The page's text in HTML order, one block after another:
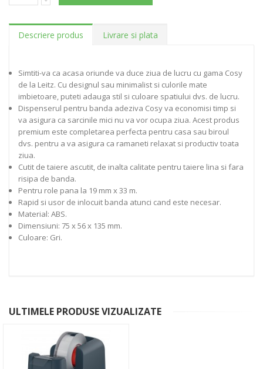
Descriere produs Livrare si plata
Simtiti-va ca acasa oriunde va duce ziua de lucru cu gama Cosy
de la Leitz. Cu designul sau minimalist si culorile mate
imbietoare, puteti adauga stil si culoare spatiului dvs. de lucru.
Dispenserul pentru banda adeziva Cosy va economisi timp si
va asigura ca sarcinile mici nu va vor ocupa ziua. Acest produs
premium este completarea perfecta pentru casa sau biroul
dvs. pentru a va asigura ca ramaneti relaxat si productiv toata
ziua.
Cutit de taiere ascutit, de inalta calitate pentru taiere lina si fara
risipa de banda.
Pentru role pana la 19 mm x 33 m.
Rapid si usor de inlocuit banda atunci cand este necesar.
Material: ABS.
Dimensiuni: 75 x 56 x 135 mm.
Culoare: Gri.
ULTIMELE PRODUSE VIZUALIZATE